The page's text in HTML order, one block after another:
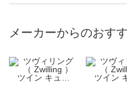
メーカーからのおす